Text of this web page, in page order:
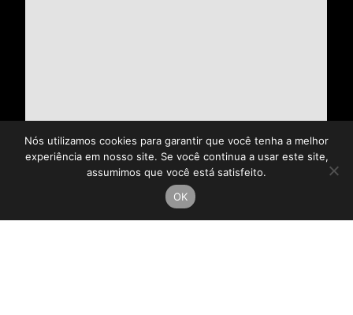
Nós utilizamos cookies para garantir que você tenha a melhor
experiência em nosso site. Se você continua a usar este site,
assumimos que você está satisfeito.
OK